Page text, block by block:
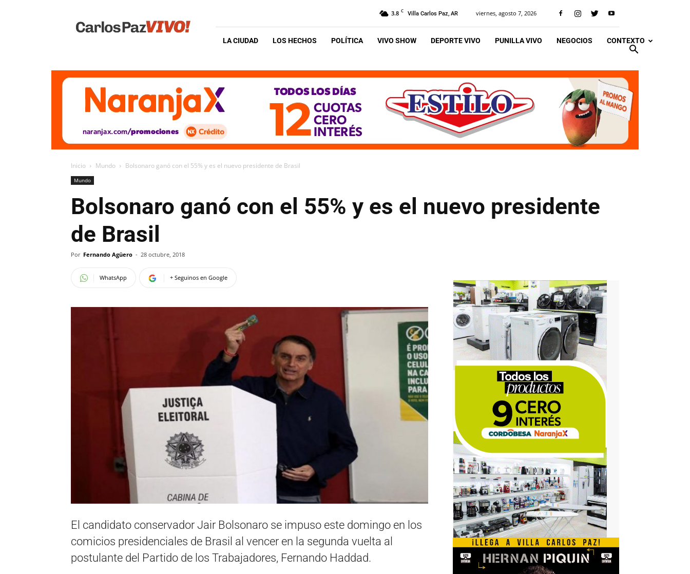
Vivo
3.8 C Villa Carlos Paz, AR viernes, agosto 7, 2026
LA CIUDAD LOS HECHOS POLÍTICA VIVO SHOW DEPORTE VIVO PUNILLA VIVO NEGOCIOS CONTEXTO
Inicio Mundo Bolsonaro ganó con el 55% y es el nuevo presidente de Brasil
Mundo
Bolsonaro ganó con el 55% y es el nuevo presidente
de Brasil
Por Fernando Agüero - 28 octubre, 2018
WhatsApp + Seguinos en Google
El candidato conservador Jair Bolsonaro se impuso este domingo en los
comicios presidenciales de Brasil al vencer en la segunda vuelta al
postulante del Partido de los Trabajadores, Fernando Haddad.